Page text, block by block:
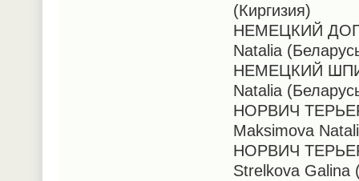
(Киргизия)
НЕМЕЦКИЙ ДОГ—
Natalia
НЕМЕЦКИЙ
Natalia
НОРВИЧ ТЕРЬЕР
Maksimova
НОРВИЧ ТЕРЬЕР
Strelkova Galina